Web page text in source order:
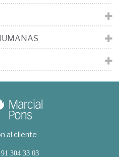
al cliente
304 33 03